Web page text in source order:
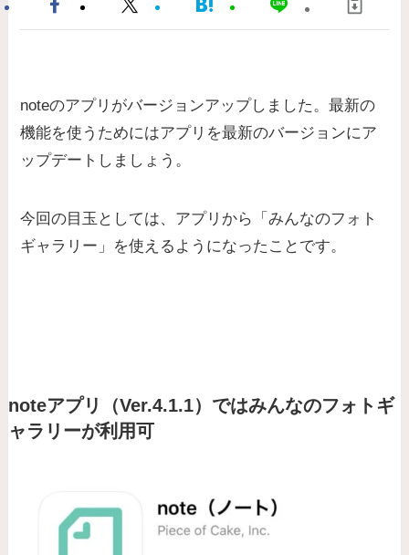
noteのアプリがバージョンアップしました。最新の
機能を使うためにはアプリを最新のバージョンにア
ップデートしましょう。
今回の目玉としては、アプリから「みんなのフォト
ギャラリー」を使えるようになったことです。
noteアプリ（Ver.4.1.1）ではみんなのフォトギ
ャラリーが利用可